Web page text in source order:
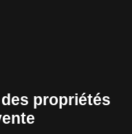
propriétés